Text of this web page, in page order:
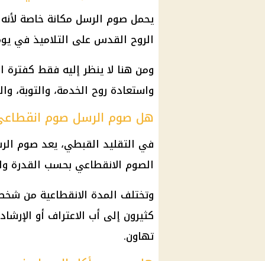
يحمل صوم الرسل مكانة خاصة
الروح القدس على التلاميذ في
ومن هنا لا ينظر إليه فقط كفترة
واستعادة روح الخدمة،
هل صوم الرسل صوم
في التقليد القبطي، يعد صوم
الصوم الانقطاعي بحسب القدرة
وتختلف المدة الانقطاعية من
كثيرون إلى أب الاعتراف أو
تهاون.